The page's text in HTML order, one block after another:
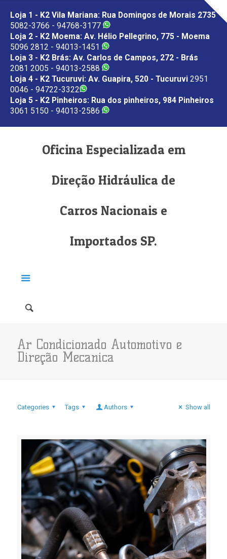
Loja 1 - K2 Vila Mariana: Rua Domingos de Morais 2735
5082-3766 - 94768-3177
Loja 2 - K2 Moema: Av. Hélio Pellegrino, 775 - Moema
5096 2812 - 94013-1451
Loja 3 - K2 Brás: Av. Carlos de Campos, 272 - Brás
2081 2005 - 94013-2588
Loja 4 - K2 Tucuruvi: Av. Guapira, 520 - Tucuruvi 2951
0046 - 94722-3322
Loja 5 - K2 Pinheiros: Rua dos pinheiros, 984 Pinheiros
3061 5150 - 94013-2586
Oficina Especializada em
Direção Hidráulica de
Carros Nacionais e
Importados SP.
Ar Condicionado Automotivo e
Direção Mecanica
Categories Tags Authors Show all